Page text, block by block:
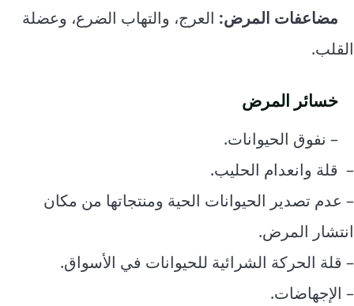
مضاعفات المرض: العرج، والتهاب الضرع، وعضلة
القلب.
خسائر المرض
– نفوق الحيوانات.
– قلة وانعدام الحليب.
– عدم تصدير الحيوانات الحية ومنتجاتها من مكان
انتشار المرض.
– قلة الحركة الشرائية للحيوانات في الأسواق.
– الإجهاضات.